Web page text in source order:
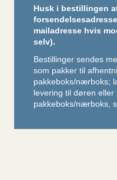
Husk i bestillingen
mailadresse hvis
selv).
Bestillinger sendes
som pakker til
pakkeboks/nærboks;
levering til døren
pakkeboks/nærboks,